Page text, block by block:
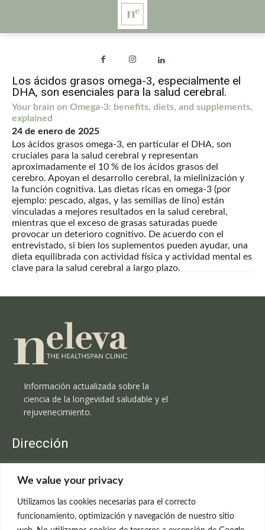
We value your privacy
Utilizamos las cookies necesarias para el correcto
funcionamiento, optimización y navegación de nuestro sitio
Los ácidos grasos omega-3, especialmente el
DHA, son esenciales para la salud cerebral.
Your brain on Omega-3: benefits, diets, and supplements,
explained
24 de enero de 2025
Los ácidos grasos omega-3, en particular el DHA, son
cruciales para la salud cerebral y representan
aproximadamente el 10 % de los ácidos grasos del
cerebro. Apoyan el desarrollo cerebral, la mielinización y
la función cognitiva. Las dietas ricas en omega-3 (por
ejemplo: pescado, algas, y las semillas de lino) están
vinculadas a mejores resultados en la salud cerebral,
mientras que el exceso de grasas saturadas puede
provocar un deterioro cognitivo. De acuerdo con el
entrevistado, si bien los suplementos pueden ayudar, una
dieta equilibrada con actividad física y actividad mental es
clave para la salud cerebral a largo plazo.
Información actualizada sobre la
ciencia de la longevidad saludable y el
rejuvenecimiento.
Dirección
C/Claudio Coello, 19 - 1º
699 595 619